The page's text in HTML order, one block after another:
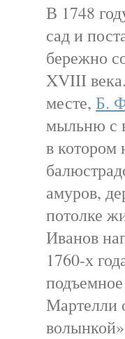
В 1748
сад и
бережно
XVIII
месте, Б.
мыльню с
в котором
амуров,
потолке
Иванов
1760-х
Мартелли